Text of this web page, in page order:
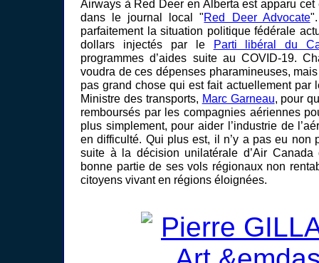
Airways à Red Deer en Alberta est apparu
dans le journal local "Red Deer Advocate
parfaitement la situation politique fédérale
dollars injectés par le Parti libéral du
programmes d’aides suite au COVID-19.
voudra de ces dépenses pharamineuses, mais
pas grand chose qui est fait actuellement par
Ministre des transports, Marc Garneau , pour
remboursés par les compagnies aériennes
plus simplement, pour aider l’industrie de
en difficulté. Qui plus est, il n’y a pas eu non
suite à la décision unilatérale d’Air
bonne partie de ses vols régionaux non
citoyens vivant en régions éloignées.